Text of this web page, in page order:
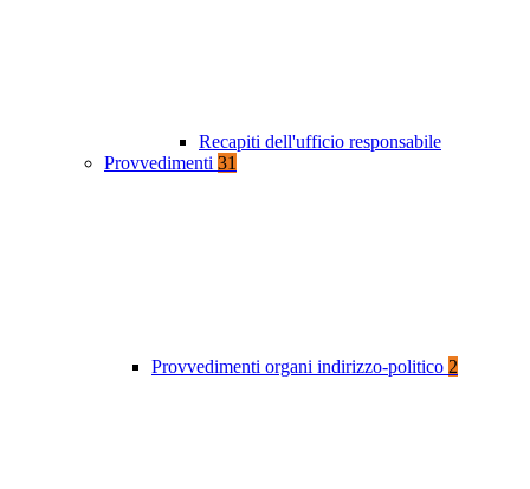
Recapiti dell'ufficio responsabile
Provvedimenti 31
Provvedimenti organi indirizzo-politico 2